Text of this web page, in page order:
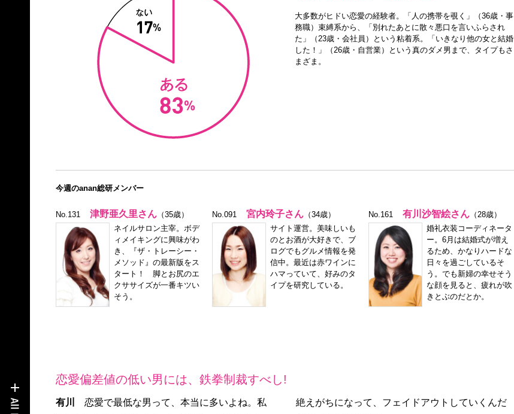
大多数がヒドい恋愛の経験者。「人の携帯を覗く」（36歳・事
務職）束縛系から、「別れたあとに散々悪口を言いふらされ
た」（23歳・会社員）という粘着系。「いきなり他の女と結婚
した！」（26歳・自営業）という真のダメ男まで、タイプもさ
まざま。
今週のanan総研メンバー
No.131 津野亜久里さん（35歳）
ネイルサロン主宰。ボデ
ィメイキングに興味がわ
き、『ザ・トレーシー・
メソッド』の最新版をス
タート！ 脚とお尻のエ
クササイズが一番キツい
そう。
No.091 宮内玲子さん（34歳）
サイト運営。美味しいも
のとお酒が大好きで、ブ
ログでもグルメ情報を発
信中。最近は赤ワインに
ハマっていて、好みのタ
イプを研究している。
No.161 有川沙智絵さん（28歳）
婚礼衣装コーディネータ
ー。6月は結婚式が増え
るため、かなりハードな
日々を過ごしているそ
う。でも新婦の幸せそう
な顔を見ると、疲れが吹
きとぶのだとか。
恋愛偏差値の低い男には、鉄拳制裁すべし!
有川
恋愛で最低な男って、本当に多いよね。私
絶えがちになって、フェイドアウトしていくんだ